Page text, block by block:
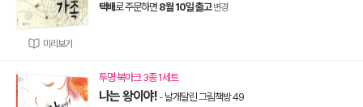
미리보기
택배로 주문하면 8월 10일 출고 변경
투명 북마크 3종 1세트
나는 왕이야! - 날개달린 그림책방 49